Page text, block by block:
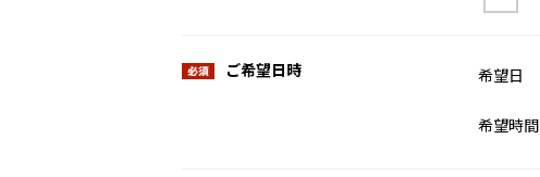
ご希望日時 希望日
希望時間